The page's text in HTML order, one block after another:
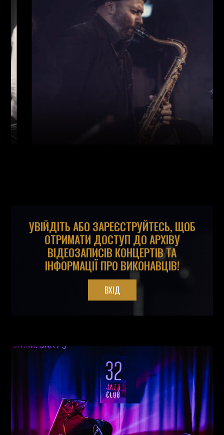
Богдан Кравчук (Саксофон
Олександр Ємець (Контрабас
УВІЙДІТЬ АБО ЗАРЕЄСТРУЙТЕСЬ, ЩОБ
ОТРИМАТИ ДОСТУП ДО АРХІВУ
ВІДЕОЗАПИСІВ КОНЦЕРТІВ ТА
ІНФОРМАЦІЇ ПРО ВИКОНАВЦІВ!
ВХІД